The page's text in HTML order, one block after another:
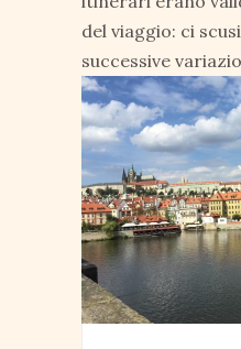
del viaggio: ci
successive